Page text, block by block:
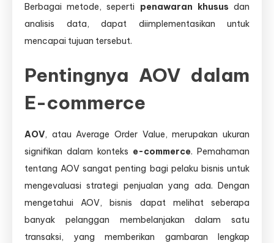
Berbagai metode, seperti penawaran khusus dan
analisis data, dapat diimplementasikan untuk
mencapai tujuan tersebut.
Pentingnya AOV dalam
E-commerce
AOV, atau Average Order Value, merupakan ukuran
signifikan dalam konteks e-commerce. Pemahaman
tentang AOV sangat penting bagi pelaku bisnis untuk
mengevaluasi strategi penjualan yang ada. Dengan
mengetahui AOV, bisnis dapat melihat seberapa
banyak pelanggan membelanjakan dalam satu
transaksi, yang memberikan gambaran lengkap